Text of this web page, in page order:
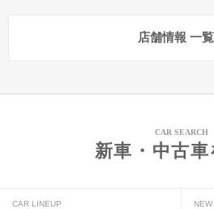
店舗情報 一
CAR SEARCH
新車・中古
CAR LINEUP